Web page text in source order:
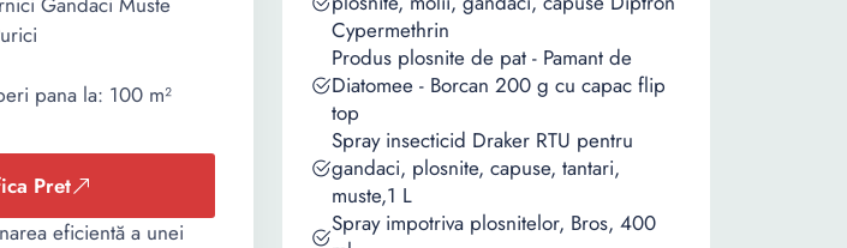
pana la: 100 m²
Pret
eficientă a unei
Cypermethrin
Produs plosnite de pat - Pamant de
Diatomee - Borcan 200 g cu capac flip
top
Spray insecticid Draker RTU pentru
gandaci, plosnite, capuse, tantari,
muste,1 L
Spray impotriva plosnitelor, Bros, 400